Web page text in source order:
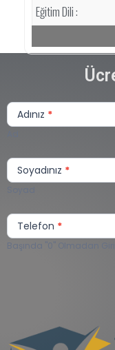
Eğitim Dili :
Arayalım
Lite
Adınız *
Soyadınız *
Telefon *
Başında "0" Olmadan